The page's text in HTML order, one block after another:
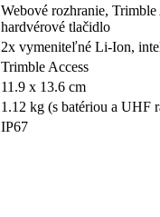
Webové rozhranie,
hardvérové tlačidlo
2x vymeniteľné Li-Ion,
Trimble Access
11.9 x 13.6 cm
1.12 kg (s batériou a UHF
IP67